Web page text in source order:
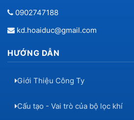
0902747188
kd.hoaiduc@gmail.com
HƯỚNG DẪN
Giới Thiệu Công Ty
Cấu tạo - Vai trò của bộ lọc khí